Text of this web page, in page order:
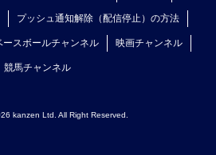
プッシュ通知解除（配信停止）の方法
ースボールチャンネル 映画チャンネル
競馬チャンネル
kanzen Ltd. All Right Reserved.